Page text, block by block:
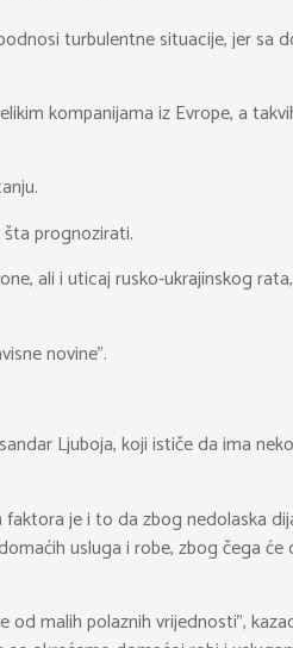
turbulentne situacije, jer sa
kompanijama iz Evrope, a
šta prognozirati.
ali i uticaj rusko-ukrajinskog
novine”.
Ljuboja, koji ističe da ima
je i to da zbog nedolaska
usluga i robe, zbog čega će
malih polaznih vrijednosti”,